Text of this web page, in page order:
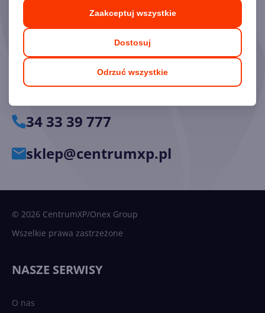
Odrzuć wszystkie
Dostosuj
Zaakceptuj wszystkie
Skorzystaj z pomocy naszych
Ekspertów
Chętnie odpowiemy na pytania i pomożemy dobrać
odpowiednie licencje.
34 33 39 777
sklep@centrumxp.pl
© 2026 CentrumXP/Onex Group
Wszelkie prawa zastrzeżone
NASZE SERWISY
O nas